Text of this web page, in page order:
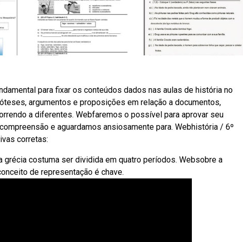
para fixar os conteúdos dados nas aulas de história no
argumentos e proposições em relação a documentos,
a diferentes. Webfaremos o possível para aprovar seu
e aguardamos ansiosamente para. Webhistória / 6º
corretas:
costuma ser dividida em quatro períodos. Websobre a
de representação é chave.